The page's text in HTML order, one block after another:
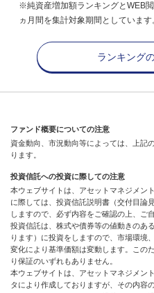
※純資産増加額ランキングとWEB
ヵ月間を集計対象期間としています
ランキング
ファンド概要についての注意
資金動向、市況動向等によっては、上記
ります。
投資信託への投資に際しての注意
本ウェブサイトは、アセットマネジメン
に際しては、投資信託説明書（交付目論
しますので、必ず内容をご確認の上、ご
投資信託は、株式や債券等の値動きのあ
ります）に投資をしますので、市場環境
変化により基準価額は変動します。この
り保証のいずれもありません。
本ウェブサイトは、アセットマネジメン
タにより作成しておりますが、その内容